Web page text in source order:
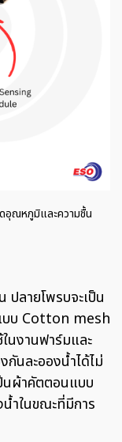
อุณหภูมิและความชื้น
ลายโพรบจะเป็น
บ Cotton mesh
นงานฟาร์มและ
กันละอองน้ำได้ไม่
นผ้าคัตตอนแบบ
น้ำในขณะที่มีการ